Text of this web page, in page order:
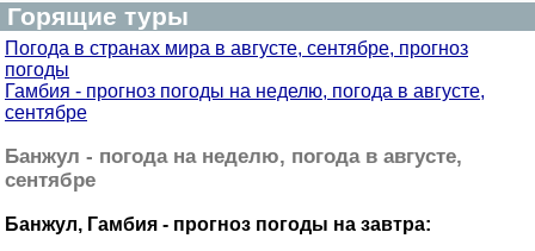
Горящие туры
Погода в странах мира в августе, сентябре, прогноз
погоды
Гамбия - прогноз погоды на неделю, погода в августе,
сентябре
Банжул - погода на неделю, погода в августе,
сентябре
Банжул, Гамбия - прогноз погоды на завтра: